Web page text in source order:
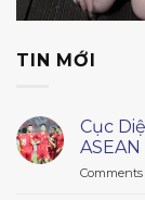
TIN MỚI
Cục